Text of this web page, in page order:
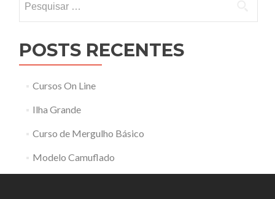
por:
POSTS RECENTES
Cursos On Line
Ilha Grande
Curso de Mergulho Básico
Modelo Camuflado